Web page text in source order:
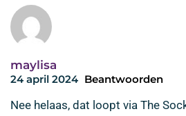
maylisa
24 april 2024 Beantwoorden
Nee helaas, dat loopt via The